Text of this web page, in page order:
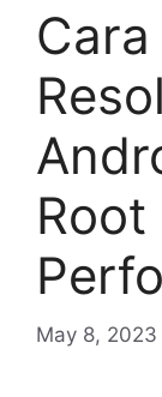
May 8, 2023